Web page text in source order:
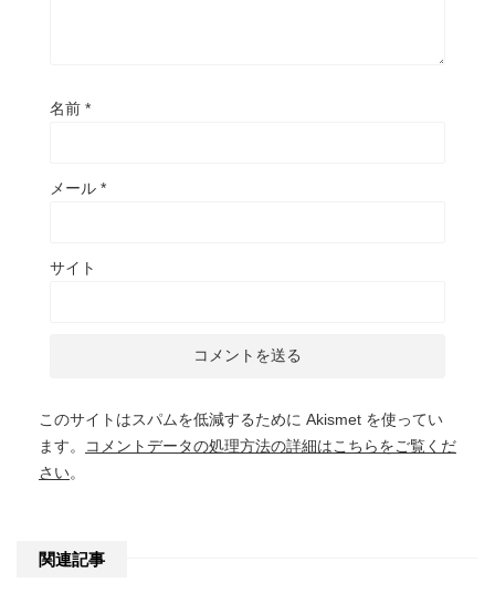
名前 *
メール *
サイト
このサイトはスパムを低減するために Akismet を使ってい
ます。
コメントデータの処理方法の詳細はこちらをご覧くだ
さい。
関連記事